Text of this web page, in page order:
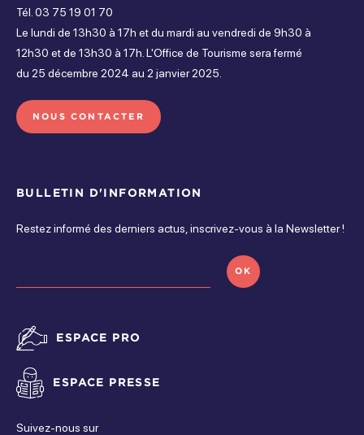
Jeudi
Fermé
Tél. 03 75 19 01 70
Le lundi de 13h30 à 17h et du mardi au vendredi de 9h30 à
12h30 et de 13h30 à 17h. L'Office de Tourisme sera fermé
du 25 décembre 2024 au 2 janvier 2025.
NOUS CONTACTER
BULLETIN D'INFORMATION
Restez informé des derniers actus, inscrivez-vous à la Newsletter !
OK
ESPACE PRO
ESPACE PRESSE
Suivez-nous sur